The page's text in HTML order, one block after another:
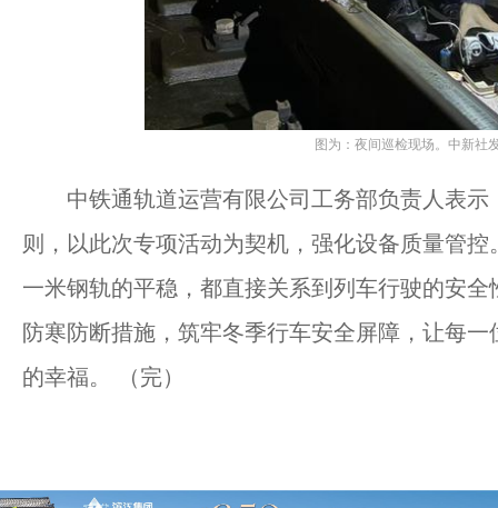
图为：夜间巡检现场。中新社
中铁通轨道运营有限公司工务部负责人表示
则，以此次专项活动为契机，强化设备质量管
一米钢轨的平稳，都直接关系到列车行驶的安
防寒防断措施，筑牢冬季行车安全屏障，让每
的幸福。 （完）